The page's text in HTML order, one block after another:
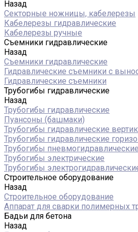
Назад
Секторные ножницы, кабелерезы
Кабелерезы гидравлические
Кабелерезы ручные
Съемники гидравлические
Назад
Съемники гидравлические
Гидравлические cъемники с
Гидравлические съемники
Трубогибы гидравлические
Назад
Трубогибы гидравлические
Пуансоны (башмаки)
Трубогибы гидравлические
Трубогибы гидравлические
Трубогибы пневмогидравлические
Трубогибы электрические
Трубогибы
Строительное оборудование
Назад
Строительное оборудование
Аппарат для сварки полимерных
Бадьи для бетона
Назад